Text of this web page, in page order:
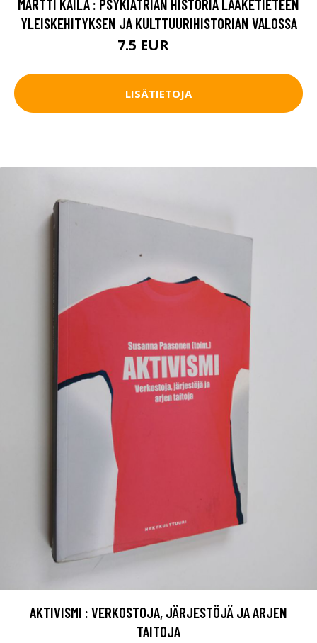
MARTTI KAILA : PSYKIATRIAN HISTORIA LÄÄKETIETEEN
YLEISKEHITYKSEN JA KULTTUURIHISTORIAN VALOSSA
7.5 EUR
LISÄTIETOJA
AKTIVISMI : VERKOSTOJA, JÄRJESTÖJÄ JA ARJEN
TAITOJA